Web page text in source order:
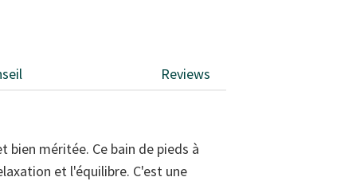
Reviews
méritée. Ce bain de pieds à
et l'équilibre. C'est une